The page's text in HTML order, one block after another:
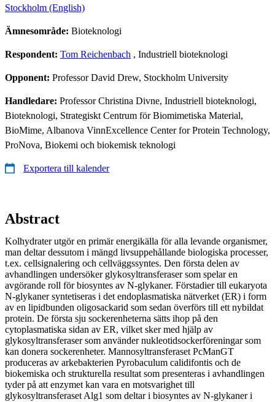
Stockholm (English)
Ämnesområde: Bioteknologi
Respondent: Tom Reichenbach , Industriell bioteknologi
Opponent: Professor David Drew, Stockholm University
Handledare: Professor Christina Divne, Industriell bioteknologi,
Bioteknologi, Strategiskt Centrum för Biomimetiska Material,
BioMime, Albanova VinnExcellence Center for Protein Technology,
ProNova, Biokemi och biokemisk teknologi
Exportera till kalender
Abstract
Kolhydrater utgör en primär energikälla för alla levande organismer,
man deltar dessutom i mängd livsuppehållande biologiska processer,
t.ex. cellsignalering och cellväggssyntes. Den första delen av
avhandlingen undersöker glykosyltransferaser som spelar en
avgörande roll för biosyntes av N-glykaner. Förstadier till eukaryota
N-glykaner syntetiseras i det endoplasmatiska nätverket (ER) i form
av en lipidbunden oligosackarid som sedan överförs till ett nybildat
protein. De första sju sockerenheterna sätts ihop på den
cytoplasmatiska sidan av ER, vilket sker med hjälp av
glykosyltransferaser som använder nukleotidsockerföreningar som
kan donera sockerenheter. Mannosyltransferaset PcManGT
produceras av arkebakterien Pyrobaculum calidifontis och de
biokemiska och strukturella resultat som presenteras i avhandlingen
tyder på att enzymet kan vara en motsvarighet till
glykosyltransferaset Alg1 som deltar i biosyntes av N-glykaner i